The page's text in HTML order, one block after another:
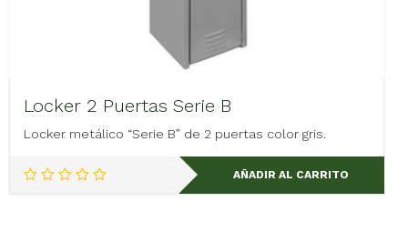
Locker 2 Puertas Serie B
Locker metálico “Serie B” de 2 puertas color gris.
AÑADIR AL CARRITO